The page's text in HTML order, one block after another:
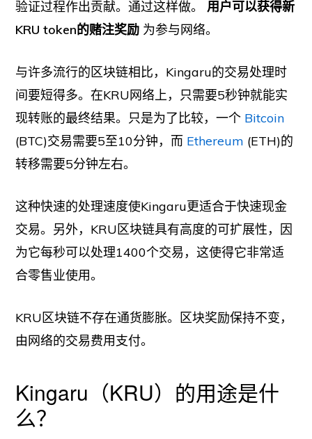
验证过程作出贡献。通过这样做。用户可以获得新
KRU token的赌注奖励 为参与网络。
与许多流行的区块链相比，Kingaru的交易处理时
间要短得多。在KRU网络上，只需要5秒钟就能实
现转账的最终结果。只是为了比较，一个 Bitcoin
(BTC)交易需要5至10分钟，而 Ethereum (ETH)的
转移需要5分钟左右。
这种快速的处理速度使Kingaru更适合于快速现金
交易。另外，KRU区块链具有高度的可扩展性，因
为它每秒可以处理1400个交易，这使得它非常适
合零售业使用。
KRU区块链不存在通货膨胀。区块奖励保持不变，
由网络的交易费用支付。
Kingaru（KRU）的用途是什
么？